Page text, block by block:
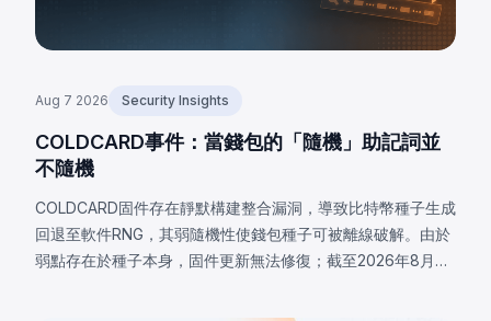
Aug 7 2026 Security Insights
COLDCARD事件：當錢包的「隨機」助記詞並
不隨機
COLDCARD固件存在靜默構建整合漏洞，導致比特幣種子生成
回退至軟件RNG，其弱隨機性使錢包種子可被離線破解。由於
弱點存在於種子本身，固件更新無法修復；截至2026年8月7